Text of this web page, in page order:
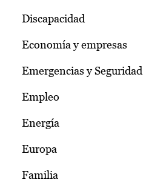
Discapacidad
Economía y empresas
Emergencias y Seguridad
Empleo
Energía
Europa
Familia